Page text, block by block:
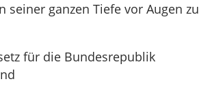
seiner ganzen Tiefe vor Augen zu
für die Bundesrepublik